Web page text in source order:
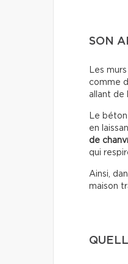
SON
Les
comme
allant de
Le
en
de
qui
Ainsi,
maison